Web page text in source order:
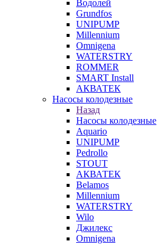
Водолей
Grundfos
UNIPUMP
Millennium
Omnigena
WATERSTRY
ROMMER
SMART Install
АКВАТЕК
Насосы колодезные
Назад
Насосы колодезные
Aquario
UNIPUMP
Pedrollo
STOUT
АКВАТЕК
Belamos
Millennium
WATERSTRY
Wilo
Джилекс
Omnigena